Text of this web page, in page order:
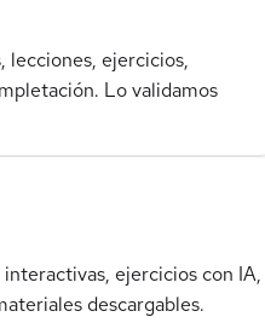
lecciones, ejercicios,
Lo validamos
ejercicios con IA,
descargables.